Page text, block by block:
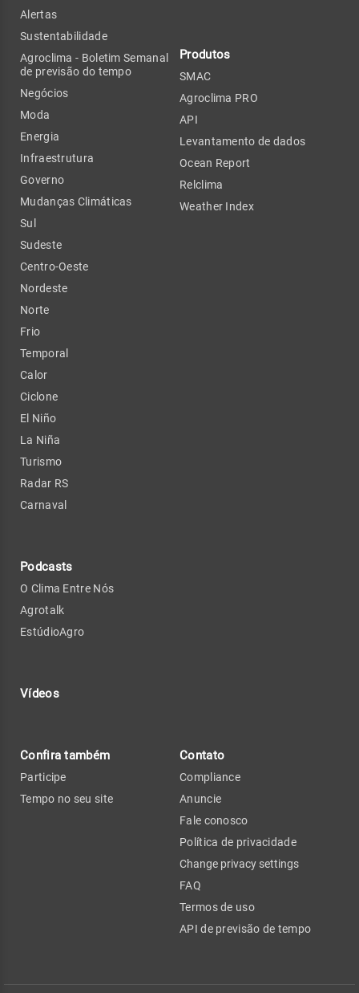
Alertas
Sustentabilidade
Agroclima - Boletim Semanal
de previsão do tempo
Negócios
Moda
Energia
Infraestrutura
Governo
Mudanças Climáticas
Sul
Sudeste
Centro-Oeste
Nordeste
Norte
Frio
Temporal
Calor
Ciclone
El Niño
La Niña
Turismo
Radar RS
Carnaval
Podcasts
O Clima Entre Nós
Agrotalk
EstúdioAgro
Vídeos
Produtos
SMAC
Agroclima PRO
API
Levantamento de dados
Ocean Report
Relclima
Weather Index
Confira também
Participe
Tempo no seu site
Contato
Compliance
Anuncie
Fale conosco
Política de privacidade
Change privacy settings
FAQ
Termos de uso
API de previsão de tempo